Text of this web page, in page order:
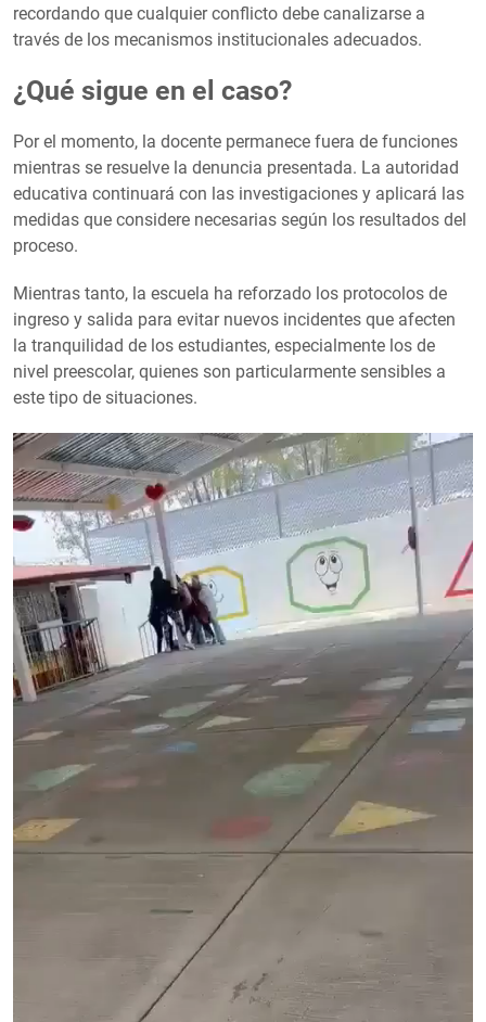
recordando que cualquier conflicto debe canalizarse a
través de los mecanismos institucionales adecuados.
¿Qué sigue en el caso?
Por el momento, la docente permanece fuera de funciones
mientras se resuelve la denuncia presentada. La autoridad
educativa continuará con las investigaciones y aplicará las
medidas que considere necesarias según los resultados del
proceso.
Mientras tanto, la escuela ha reforzado los protocolos de
ingreso y salida para evitar nuevos incidentes que afecten
la tranquilidad de los estudiantes, especialmente los de
nivel preescolar, quienes son particularmente sensibles a
este tipo de situaciones.